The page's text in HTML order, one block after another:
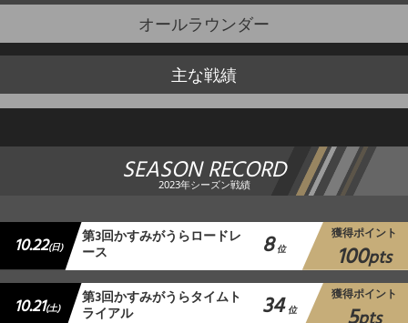
オールラウンダー
主な戦績
SEASON RECORD
2023年シーズン戦績
10.22(日) 第3回かすみがうらロードレ
ース 8 位
獲得ポイント
100pts
10.21(土) 第3回かすみがうらタイムト
ライアル 34 位
獲得ポイント